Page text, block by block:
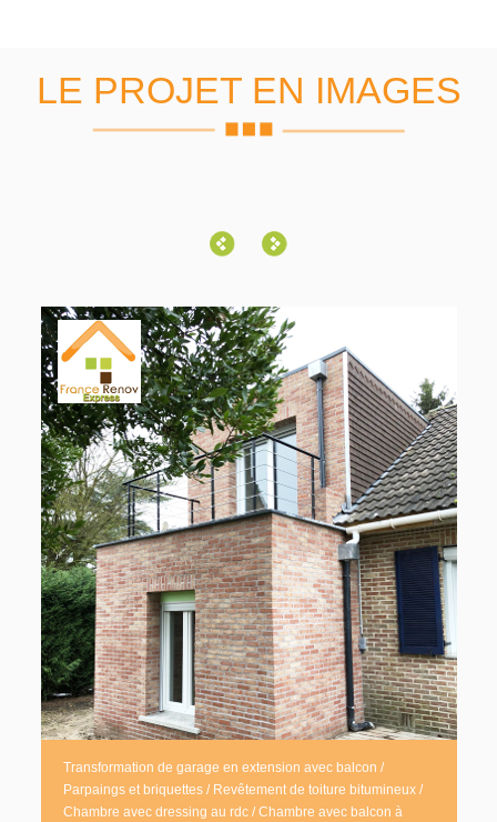
LE PROJET EN IMAGES
Transformation de garage en extension avec balcon /
Parpaings et briquettes / Revêtement de toiture bitumineux /
Chambre avec dressing au rdc / Chambre avec balcon à